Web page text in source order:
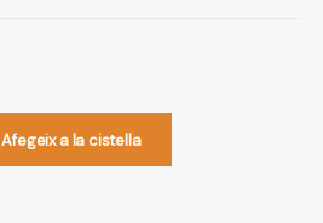
Afegeix a la cistella